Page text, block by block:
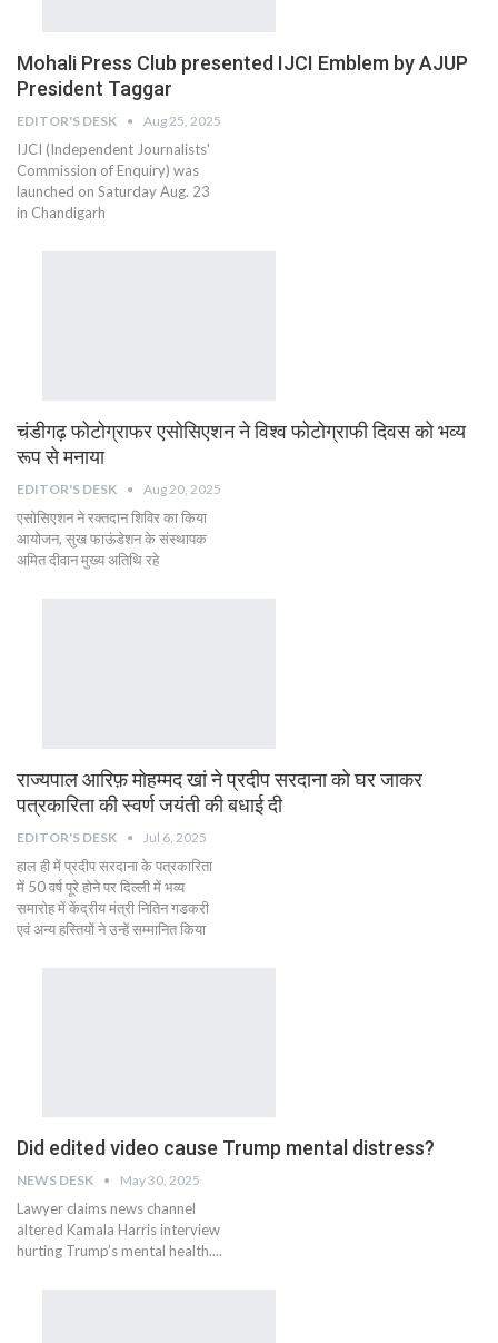
Mohali Press Club presented IJCI Emblem by AJUP
President Taggar
EDITOR'S DESK Aug 25, 2025
IJCI (Independent Journalists'
Commission of Enquiry) was
launched on Saturday Aug. 23
in Chandigarh
चंडीगढ़ फोटोग्राफर एसोसिएशन ने विश्व फोटोग्राफी दिवस को भव्य
रूप से मनाया
EDITOR'S DESK Aug 20, 2025
एसोसिएशन ने रक्तदान शिविर का किया
आयोजन, सुख फाऊंडेशन के संस्थापक
अमित दीवान मुख्य अतिथि रहे
राज्यपाल आरिफ़ मोहम्मद खां ने प्रदीप सरदाना को घर जाकर
पत्रकारिता की स्वर्ण जयंती की बधाई दी
EDITOR'S DESK Jul 6, 2025
हाल ही में प्रदीप सरदाना के पत्रकारिता
में 50 वर्ष पूरे होने पर दिल्ली में भव्य
समारोह में केंद्रीय मंत्री नितिन गडकरी
एवं अन्य हस्तियों ने उन्हें सम्मानित किया
Did edited video cause Trump mental distress?
NEWS DESK May 30, 2025
Lawyer claims news channel
altered Kamala Harris interview
hurting Trump’s mental health....